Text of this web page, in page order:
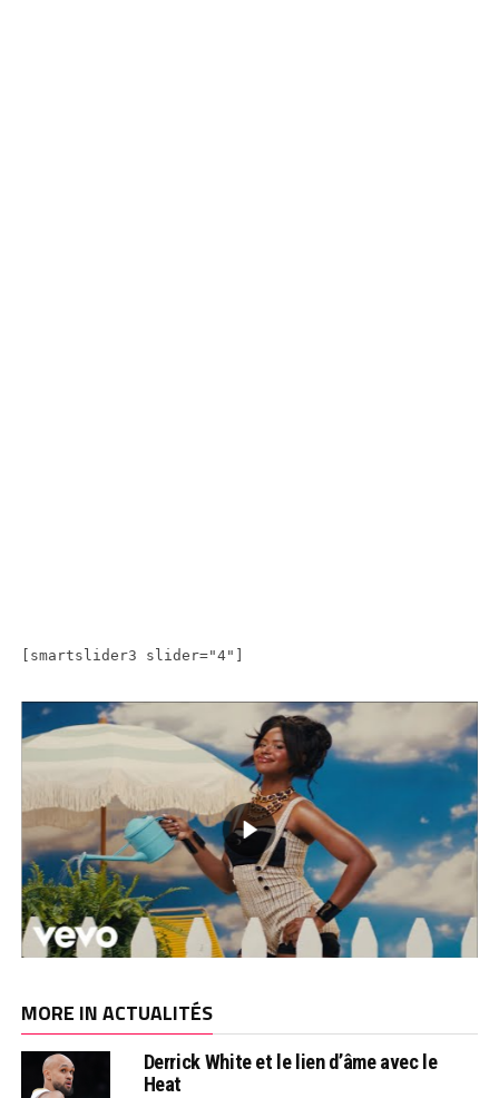
[smartslider3 slider="4"]
MORE IN ACTUALITÉS
Derrick White et le lien d’âme avec le
Heat